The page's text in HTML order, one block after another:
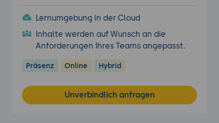
Lernumgebung in der Cloud
Inhalte werden auf Wunsch an die
Anforderungen Ihres Teams angepasst.
Präsenz Online Hybrid
Unverbindlich anfragen